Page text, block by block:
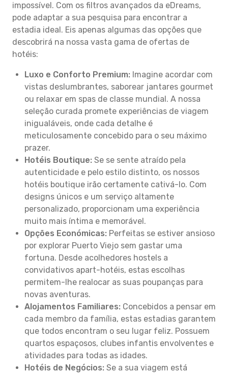
impossível. Com os filtros avançados da eDreams,
pode adaptar a sua pesquisa para encontrar a
estadia ideal. Eis apenas algumas das opções que
descobrirá na nossa vasta gama de ofertas de
hotéis:
Luxo e Conforto Premium: Imagine acordar com
vistas deslumbrantes, saborear jantares gourmet
ou relaxar em spas de classe mundial. A nossa
seleção curada promete experiências de viagem
inigualáveis, onde cada detalhe é
meticulosamente concebido para o seu máximo
prazer.
Hotéis Boutique: Se se sente atraído pela
autenticidade e pelo estilo distinto, os nossos
hotéis boutique irão certamente cativá-lo. Com
designs únicos e um serviço altamente
personalizado, proporcionam uma experiência
muito mais íntima e memorável.
Opções Económicas: Perfeitas se estiver ansioso
por explorar Puerto Viejo sem gastar uma
fortuna. Desde acolhedores hostels a
convidativos apart-hotéis, estas escolhas
permitem-lhe realocar as suas poupanças para
novas aventuras.
Alojamentos Familiares: Concebidos a pensar em
cada membro da família, estas estadias garantem
que todos encontram o seu lugar feliz. Possuem
quartos espaçosos, clubes infantis envolventes e
atividades para todas as idades.
Hotéis de Negócios: Se a sua viagem está